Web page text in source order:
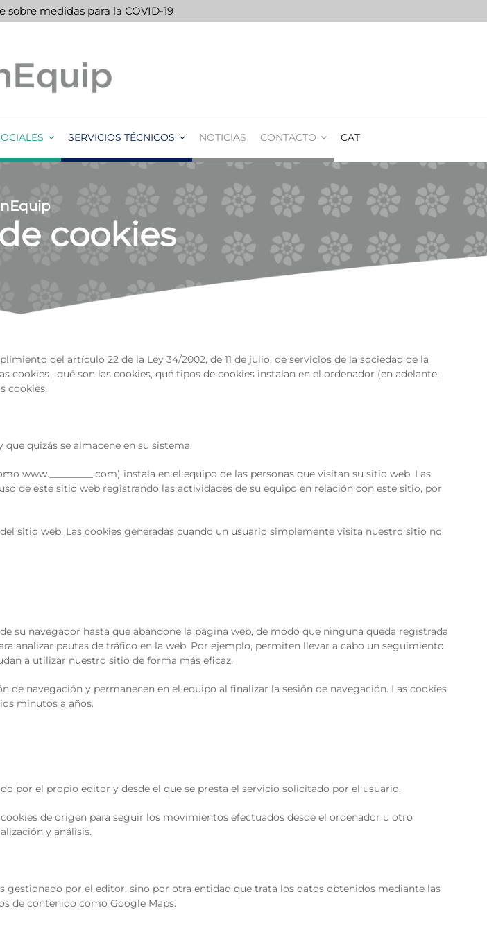
medidas para la COVID-19
SERVICIOS TÉCNICOS NOTICIAS CONTACTO CAT
cookies
del artículo 22 de la Ley 34/2002, de 11 de julio, de servicios de la sociedad de la
, qué son las cookies, qué tipos de cookies instalan en el ordenador (en adelante,
cookies.
quizás se almacene en su sistema.
www._________.com) instala en el equipo de las personas que visitan su sitio web. Las
de este sitio web registrando las actividades de su equipo en relación con este sitio, por
sitio web. Las cookies generadas cuando un usuario simplemente visita nuestro sitio no
su navegador hasta que abandone la página web, de modo que ninguna queda registrada
analizar pautas de tráfico en la web. Por ejemplo, permiten llevar a cabo un seguimiento
a utilizar nuestro sitio de forma más eficaz.
de navegación y permanecen en el equipo al finalizar la sesión de navegación. Las cookies
minutos a años.
por el propio editor y desde el que se presta el servicio solicitado por el usuario.
de origen para seguir los movimientos efectuados desde el ordenador u otro
y análisis.
gestionado por el editor, sino por otra entidad que trata los datos obtenidos mediante las
de contenido como Google Maps.